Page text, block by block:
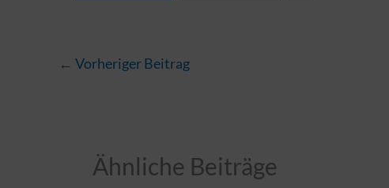
← Vorheriger Beitrag
Ähnliche Beiträge